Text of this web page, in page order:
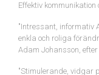
Effektiv kommunikation
"Intressant, informativ
enkla och roliga
Adam Johansson,
"Stimulerande, vidgar